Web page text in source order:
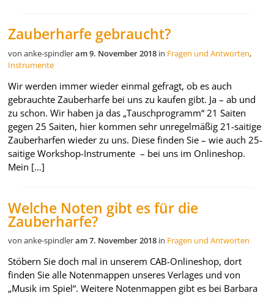
Zauberharfe gebraucht?
von anke-spindleram 9. November 2018 in Fragen und Antworten,
Instrumente
Wir werden immer wieder einmal gefragt, ob es auch
gebrauchte Zauberharfe bei uns zu kaufen gibt. Ja – ab und
zu schon. Wir haben ja das „Tauschprogramm“ 21 Saiten
gegen 25 Saiten, hier kommen sehr unregelmäßig 21-saitige
Zauberharfen wieder zu uns. Diese finden Sie – wie auch 25-
saitige Workshop-Instrumente – bei uns im Onlineshop.
Mein […]
Welche Noten gibt es für die
Zauberharfe?
von anke-spindleram 7. November 2018 in Fragen und Antworten
Stöbern Sie doch mal in unserem CAB-Onlineshop, dort
finden Sie alle Notenmappen unseres Verlages und von
„Musik im Spiel“. Weitere Notenmappen gibt es bei Barbara